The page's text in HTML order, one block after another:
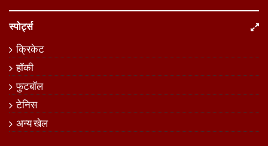
स्पोर्ट्स
क्रिकेट
हॉकी
फुटबॉल
टेनिस
अन्य खेल